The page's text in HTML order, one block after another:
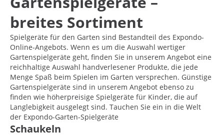
breites Sortiment
Spielgeräte für den Garten sind Bestandteil des Expondo-
Online-Angebots. Wenn es um die Auswahl wertiger
Gartenspielgeräte geht, finden Sie in unserem Angebot eine
reichhaltige Auswahl handverlesener Produkte, die jede
Menge Spaß beim Spielen im Garten versprechen. Günstige
Gartenspielgeräte sind in unserem Angebot ebenso zu
finden wie höherpreisige Spielgeräte für Kinder, die auf
Langlebigkeit ausgelegt sind. Tauchen Sie ein in die Welt
der Expondo-Garten-Spielgeräte
Schaukeln